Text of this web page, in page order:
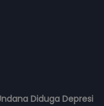
Diduga Depresi